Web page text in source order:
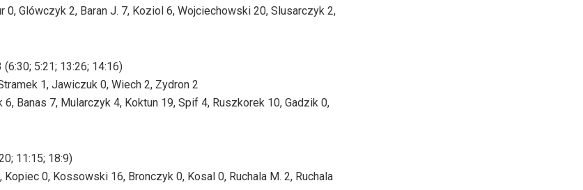
Glówczyk 2, Baran J. 7, Koziol 6, Wojciechowski 20, Slusarczyk 2,
(6:30; 5:21; 13:26; 14:16)
1, Jawiczuk 0, Wiech 2, Zydron 2
Banas 7, Mularczyk 4, Koktun 19, Spif 4, Ruszkorek 10, Gadzik 0,
11:15; 18:9)
0, Kossowski 16, Bronczyk 0, Kosal 0, Ruchala M. 2, Ruchala